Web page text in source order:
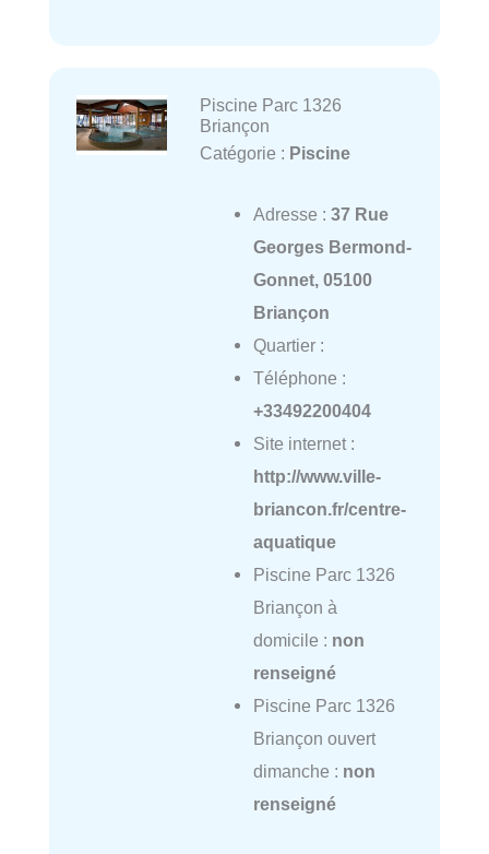
Piscine Parc 1326
Briançon
Catégorie : Piscine
Adresse : 37 Rue
Georges Bermond-
Gonnet, 05100
Briançon
Quartier :
Téléphone :
+33492200404
Site internet :
http://www.ville-
briancon.fr/centre-
aquatique
Piscine Parc 1326
Briançon à
domicile : non
renseigné
Piscine Parc 1326
Briançon ouvert
dimanche : non
renseigné